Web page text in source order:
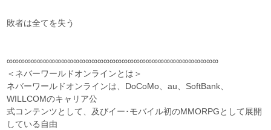
敗者は全てを失う
∞∞∞∞∞∞∞∞∞∞∞∞∞∞∞∞∞∞∞∞∞∞∞∞∞∞∞∞∞∞∞∞∞∞∞
＜ネバーワールドオンラインとは＞
ネバーワールドオンラインは、DoCoMo、au、SoftBank、
WILLCOMのキャリア公
式コンテンツとして、及びイー･モバイル初のMMORPGとして展開
している自由